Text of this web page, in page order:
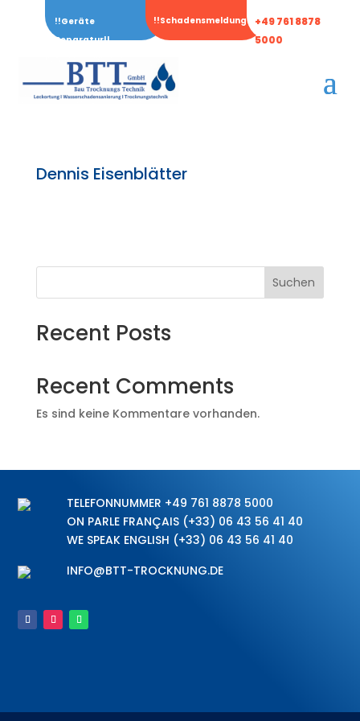
!!Geräte
Reparatur!!
!!Schadensmeldung!! +49 761 8878
5000
Dennis Eisenblätter
Suchen
Recent Posts
Recent Comments
Es sind keine Kommentare vorhanden.
TELEFONNUMMER +49 761 8878 5000
ON PARLE FRANÇAIS (+33) 06 43 56 41 40
WE SPEAK ENGLISH (+33) 06 43 56 41 40
INFO@BTT-TROCKNUNG.DE